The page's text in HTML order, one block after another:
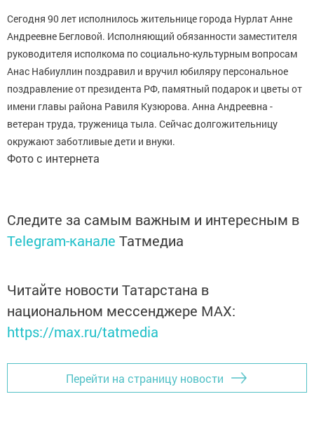
Сегодня 90 лет исполнилось жительнице города Нурлат Анне
Андреевне Бегловой. Исполняющий обязанности заместителя
руководителя исполкома по социально-культурным вопросам
Анас Набиуллин поздравил и вручил юбиляру персональное
поздравление от президента РФ, памятный подарок и цветы от
имени главы района Равиля Кузюрова. Анна Андреевна -
ветеран труда, труженица тыла. Сейчас долгожительницу
окружают заботливые дети и внуки.
Фото с интернета
Следите за самым важным и интересным в
Telegram-канале Татмедиа
Читайте новости Татарстана в
национальном мессенджере MАХ:
https://max.ru/tatmedia
Перейти на страницу новости